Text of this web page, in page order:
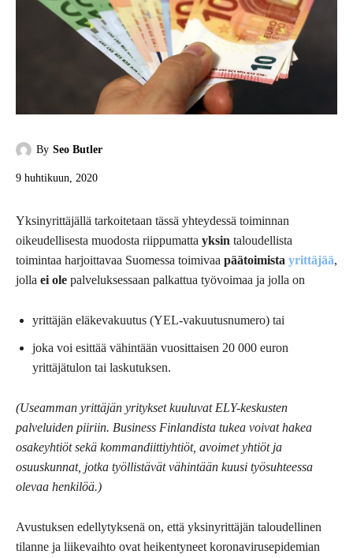
By Seo Butler
9 huhtikuun, 2020
Yksinyrittäjällä tarkoitetaan tässä yhteydessä toiminnan
oikeudellisesta muodosta riippumatta yksin taloudellista
toimintaa harjoittavaa Suomessa toimivaa päätoimista yrittäjää,
jolla ei ole palveluksessaan palkattua työvoimaa ja jolla on
yrittäjän eläkevakuutus (YEL-vakuutusnumero) tai
joka voi esittää vähintään vuosittaisen 20 000 euron
yrittäjätulon tai laskutuksen.
(Useamman yrittäjän yritykset kuuluvat ELY-keskusten
palveluiden piiriin. Business Finlandista tukea voivat hakea
osakeyhtiöt sekä kommandiittiyhtiöt, avoimet yhtiöt ja
osuuskunnat, jotka työllistävät vähintään kuusi työsuhteessa
olevaa henkilöä.)
Avustuksen edellytyksenä on, että yksinyrittäjän taloudellinen
tilanne ja liikevaihto ovat heikentyneet koronavirusepidemian